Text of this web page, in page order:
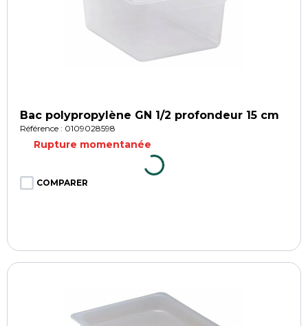
Bac polypropylène GN 1/2 profondeur 15 cm
Référence : 0109028598
Rupture momentanée
COMPARER